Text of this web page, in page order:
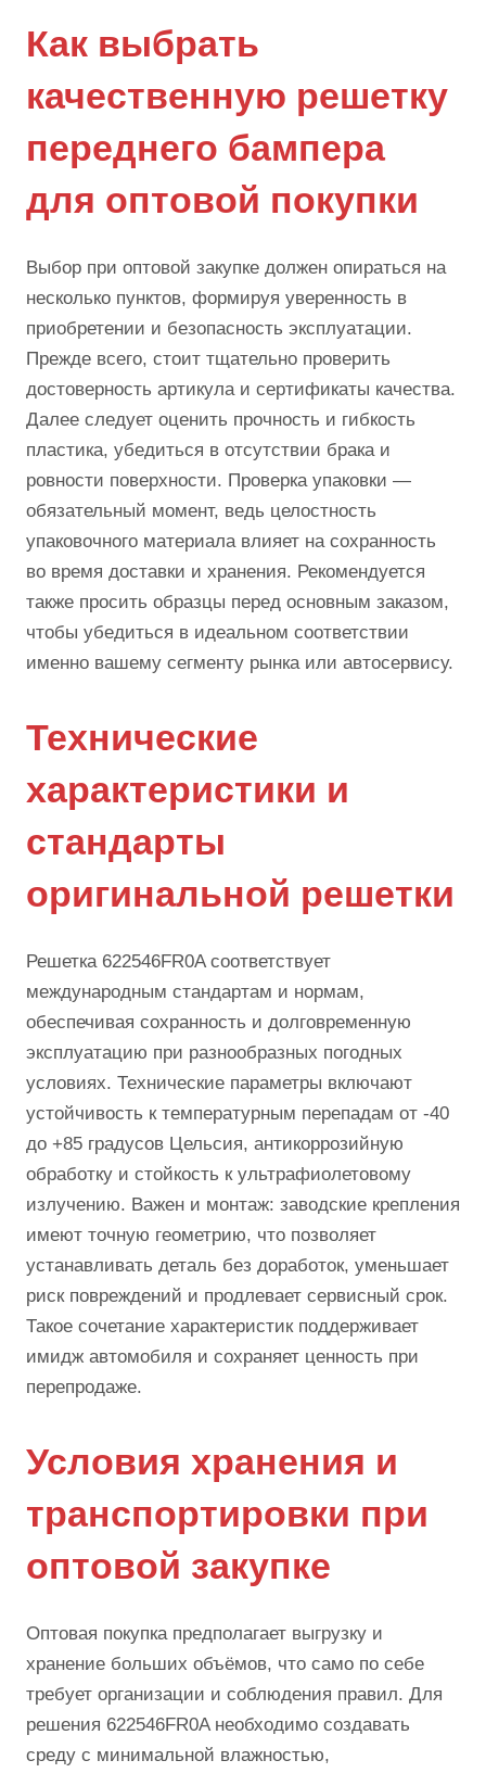
Как выбрать
качественную решетку
переднего бампера
для оптовой покупки
Выбор при оптовой закупке должен опираться на
несколько пунктов, формируя уверенность в
приобретении и безопасность эксплуатации.
Прежде всего, стоит тщательно проверить
достоверность артикула и сертификаты качества.
Далее следует оценить прочность и гибкость
пластика, убедиться в отсутствии брака и
ровности поверхности. Проверка упаковки —
обязательный момент, ведь целостность
упаковочного материала влияет на сохранность
во время доставки и хранения. Рекомендуется
также просить образцы перед основным заказом,
чтобы убедиться в идеальном соответствии
именно вашему сегменту рынка или автосервису.
Технические
характеристики и
стандарты
оригинальной решетки
Решетка 622546FR0A соответствует
международным стандартам и нормам,
обеспечивая сохранность и долговременную
эксплуатацию при разнообразных погодных
условиях. Технические параметры включают
устойчивость к температурным перепадам от -40
до +85 градусов Цельсия, антикоррозийную
обработку и стойкость к ультрафиолетовому
излучению. Важен и монтаж: заводские крепления
имеют точную геометрию, что позволяет
устанавливать деталь без доработок, уменьшает
риск повреждений и продлевает сервисный срок.
Такое сочетание характеристик поддерживает
имидж автомобиля и сохраняет ценность при
перепродаже.
Условия хранения и
транспортировки при
оптовой закупке
Оптовая покупка предполагает выгрузку и
хранение больших объёмов, что само по себе
требует организации и соблюдения правил. Для
решения 622546FR0A необходимо создавать
среду с минимальной влажностью,